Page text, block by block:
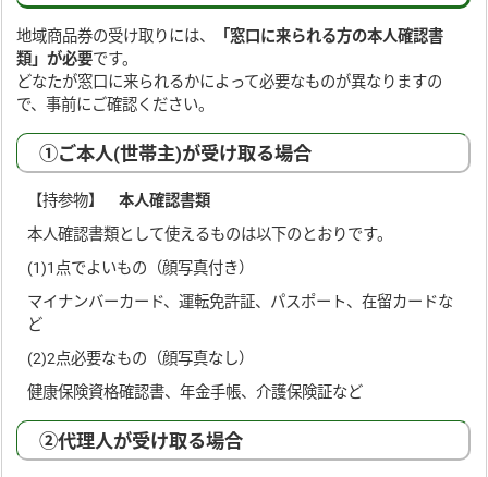
地域商品券の受け取りには、
「窓口に来られる方の本人確認書
類」が必要です。
どなたが窓口に来られるかによって必要なものが異なりますの
で、事前にご確認ください。
①ご本人(世帯主)が受け取る場合
【持参物】本人確認書類
本人確認書類として使えるものは以下のとおりです。
(1)1点でよいもの（顔写真付き）
マイナンバーカード、運転免許証、パスポート、在留カードな
ど
(2)2点必要なもの（顔写真なし）
健康保険資格確認書、年金手帳、介護保険証など
②代理人が受け取る場合